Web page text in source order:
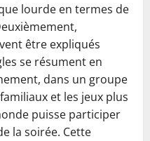
lourde en termes de
être expliqués
se résument en
dans un groupe
et les jeux plus
puisse participer
la soirée. Cette